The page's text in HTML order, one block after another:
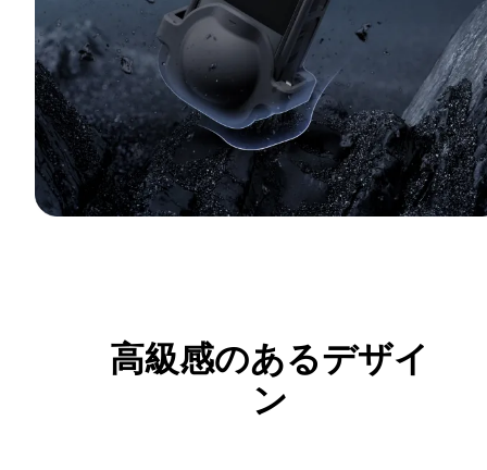
高級感のあるデザイ
ン